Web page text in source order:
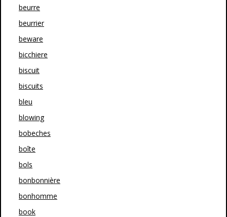
beurre
beurrier
beware
bicchiere
biscuit
biscuits
bleu
blowing
bobeches
boîte
bols
bonbonnière
bonhomme
book